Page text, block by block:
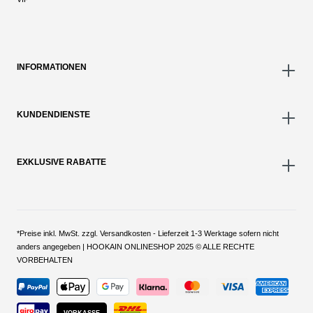
INFORMATIONEN
KUNDENDIENSTE
EXKLUSIVE RABATTE
*Preise inkl. MwSt. zzgl. Versandkosten - Lieferzeit 1-3 Werktage sofern nicht
anders angegeben | HOOKAIN ONLINESHOP 2025 © ALLE RECHTE
VORBEHALTEN